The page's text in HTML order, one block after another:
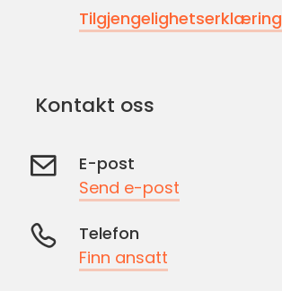
Tilgjengelighetserklæring
Kontakt oss
E-post
Send e-post
Telefon
Finn ansatt